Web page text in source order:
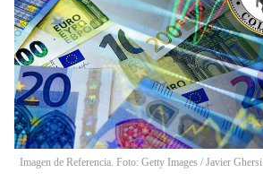
Imagen de Referencia. Foto: Getty Images / Javier Ghersi